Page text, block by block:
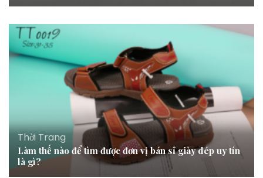
Thời Trang
Làm thế nào để tìm được đơn vị bán sỉ giày dép uy tín
là gì?